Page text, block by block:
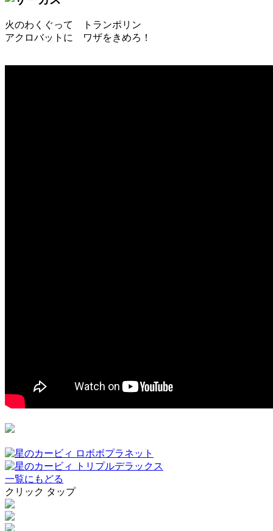
火のわくぐって トランポリン
アクロバットに ワザをきめろ！
一覧にもどる
クリック タップ